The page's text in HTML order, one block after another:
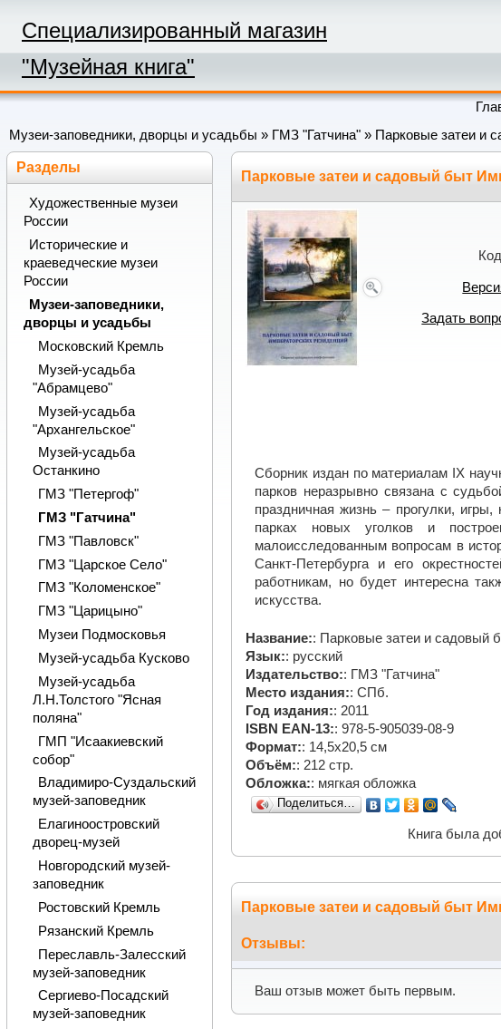
Специализированный магазин
"Музейная книга"
Музеи-заповедники, дворцы и усадьбы » ГМЗ "Гатчина" » Парковые затеи и
Парковые затеи и садовый быт
Задать
Сборник издан по материалам IX
парков неразрывно связана с
праздничная жизнь – прогулки,
парках новых уголков и
малоисследованным вопросам в
Санкт-Петербурга и его
работникам, но будет интересна
искусства.
Название:: Парковые затеи и садовый
Язык:: русский
Издательство:: ГМЗ "Гатчина"
Место издания:: СПб.
Год издания:: 2011
ISBN EAN-13:: 978-5-905039-08-9
Формат:: 14,5х20,5 см
Объём:: 212 стр.
Обложка:: мягкая обложка
Поделиться…
Книга была
Парковые затеи и садовый быт
Отзывы:
Ваш отзыв может быть первым.
Разделы
Художественные музеи
России
Исторические и
краеведческие музеи
России
Музеи-заповедники,
дворцы и усадьбы
Московский Кремль
Музей-усадьба
"Абрамцево"
Музей-усадьба
"Архангельское"
Музей-усадьба
Останкино
ГМЗ "Петергоф"
ГМЗ "Гатчина"
ГМЗ "Павловск"
ГМЗ "Царское Cело"
ГМЗ "Коломенское"
ГМЗ "Царицыно"
Музеи Подмосковья
Музей-усадьба Кусково
Музей-усадьба
Л.Н.Толстого "Ясная
поляна"
ГМП "Исаакиевский
собор"
Владимиро-Суздальский
музей-заповедник
Елагиноостровский
дворец-музей
Новгородский музей-
заповедник
Ростовский Кремль
Рязанский Кремль
Переславль-Залесский
музей-заповедник
Сергиево-Посадский
музей-заповедник